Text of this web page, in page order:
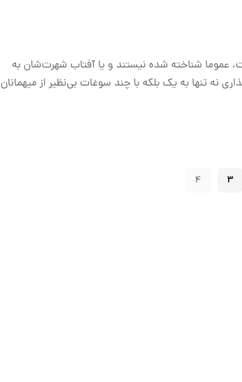
عموما شناخته شده نیستند و یا آفتاب شهرت‌شان به
نه تنها به یک بلکه با چند سوغات بی‌نظیر از میهمانان
3
4